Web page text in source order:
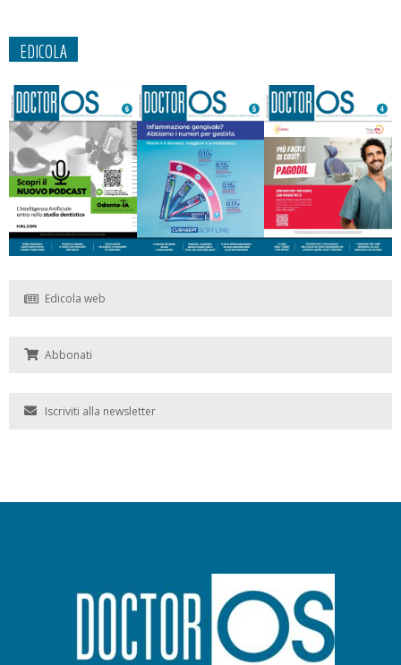
EDICOLA
Edicola web
Abbonati
Iscriviti alla newsletter